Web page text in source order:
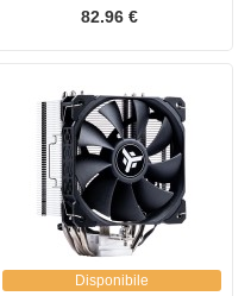
82.96 €
Disponibile